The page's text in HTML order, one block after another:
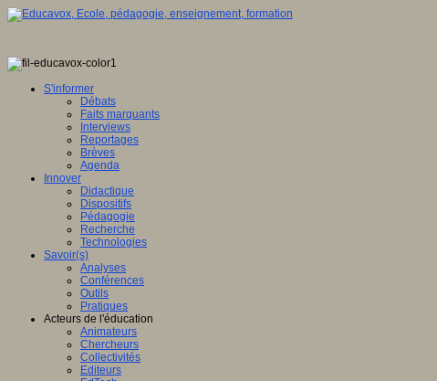
S'informer
Débats
Faits marquants
Interviews
Reportages
Brèves
Agenda
Innover
Didactique
Dispositifs
Pédagogie
Recherche
Technologies
Savoir(s)
Analyses
Conférences
Outils
Pratiques
Acteurs de l'éducation
Animateurs
Chercheurs
Collectivités
Editeurs